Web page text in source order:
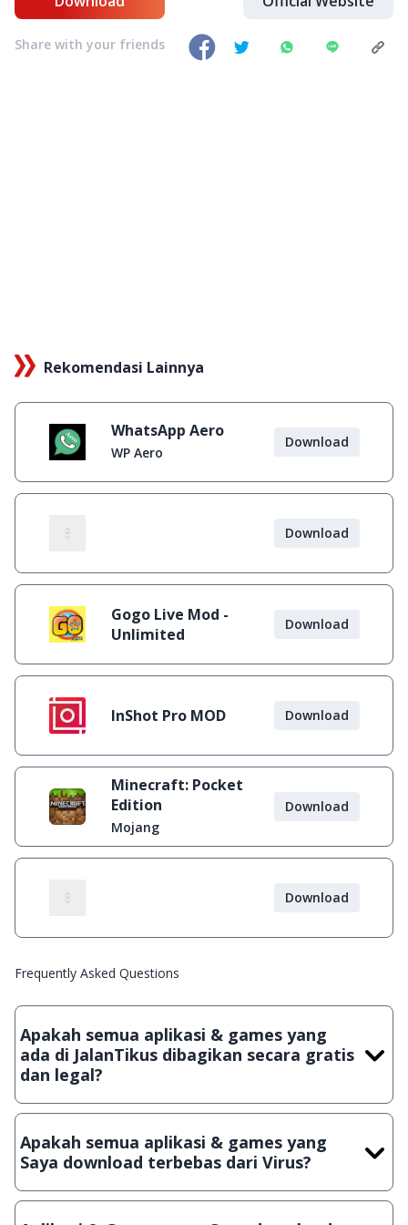
Share with your friends
Rekomendasi Lainnya
WhatsApp Aero
WP Aero
Download
Download
Gogo Live Mod -
Unlimited
Download
InShot Pro MOD Download
Minecraft: Pocket
Edition
Mojang
Download
Download
Frequently Asked Questions
Apakah semua aplikasi & games yang
ada di JalanTikus dibagikan secara gratis
dan legal?
Ya, JalanTikus hanya membagikan aplikasi & games yang
crack, patch atau semacamnya.
Apakah semua aplikasi & games yang
Saya download terbebas dari Virus?
Ya, JalanTikus selalu melakukan scanning dengan 3 jenis